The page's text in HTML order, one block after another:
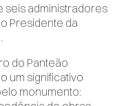
seis administradores
Presidente da
do Panteão
um significativo
monumento: